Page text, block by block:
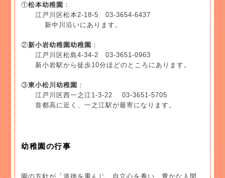
①松本幼稚園 ：
江戸川区松本2-18-5 03-3654-6437
新中川沿いにあります。
②新小岩幼稚園幼稚園 ：
江戸川区松島4-34-2 03-3651-0963
新小岩駅から徒歩10分ほどのところにあります。
③東小松川幼稚園 ：
江戸川区西一之江1-3-22 03-3651-5705
首都高に近く、一之江駅が最寄になります。
幼稚園の行事
園の方針が「道徳を重んじ、自立心を養い、豊かな人間